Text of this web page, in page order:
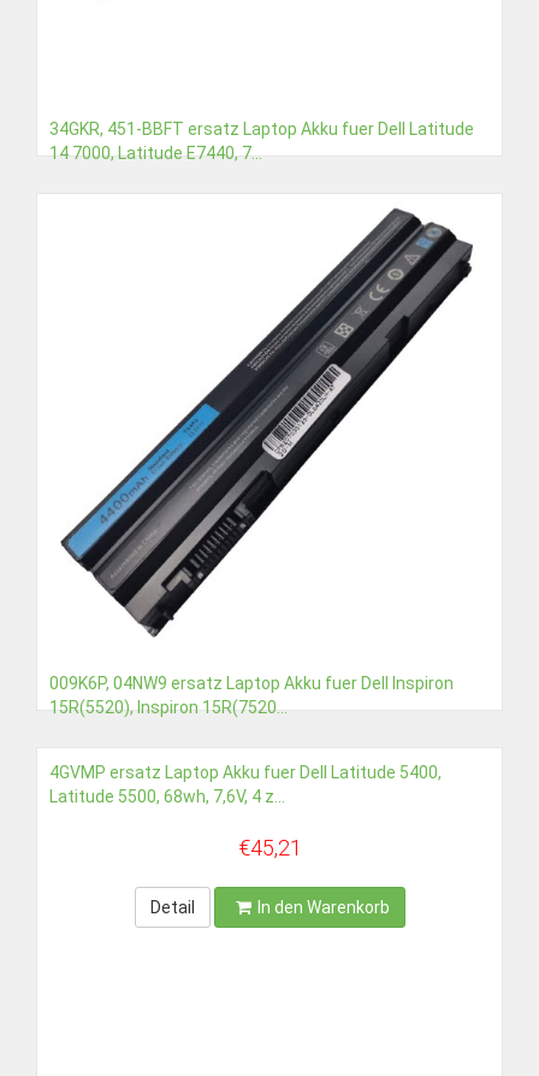
34GKR, 451-BBFT ersatz Laptop Akku fuer Dell Latitude
14 7000, Latitude E7440, 7...
In den Warenkorb
009K6P, 04NW9 ersatz Laptop Akku fuer Dell Inspiron
15R(5520), Inspiron 15R(7520...
4GVMP ersatz Laptop Akku fuer Dell Latitude 5400,
Latitude 5500, 68wh, 7,6V, 4 z...
€45,21
Detail In den Warenkorb